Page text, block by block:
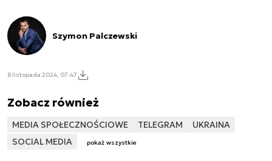
Szymon Palczewski
8 listopada 2024, 07:47
Zobacz również
MEDIA SPOŁECZNOŚCIOWE TELEGRAM
UKRAINA
SOCIAL MEDIA
pokaż wszystkie